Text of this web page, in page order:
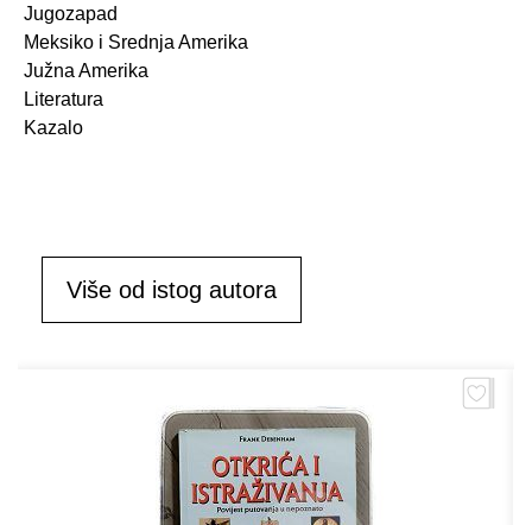
Jugozapad
Meksiko i Srednja Amerika
Južna Amerika
Literatura
Kazalo
Više od istog autora